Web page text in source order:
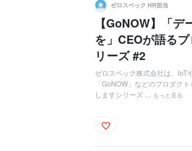
ゼロスペック HR担当
【GoNOW】「
を」CEOが語る
リーズ #2
ゼロスペック株式会社は、IoT
「GoNOW」などのプロダク
しますシリーズ ... もっと見る